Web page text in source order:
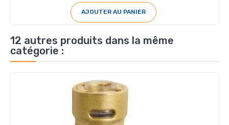
AJOUTER AU PANIER
12 autres produits dans la même
catégorie :